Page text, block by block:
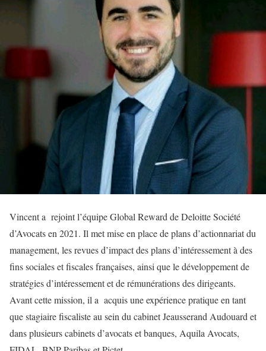
Vincent a rejoint l’équipe Global Reward de Deloitte Société
d’Avocats en 2021. Il met mise en place de plans d’actionnariat du
management, les revues d’impact des plans d’intéressement à des
fins sociales et fiscales françaises, ainsi que le développement de
stratégies d’intéressement et de rémunérations des dirigeants.
Avant cette mission, il a acquis une expérience pratique en tant
que stagiaire fiscaliste au sein du cabinet Jeausserand Audouard et
dans plusieurs cabinets d’avocats et banques, Aquila Avocats,